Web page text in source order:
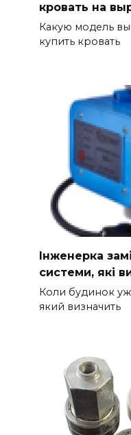
кровать на
Какую модель
купить кровать
Інженерка
системи, які
Коли будинок
який визначить